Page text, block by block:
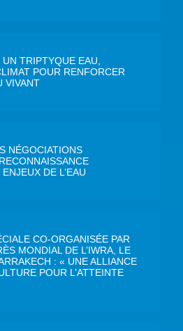
TRIPTYQUE EAU,
POUR RENFORCER
VIVANT
NÉGOCIATIONS
DE L’EAU
CO-ORGANISÉE PAR
MONDIAL DE L’IWRA, LE
: « UNE ALLIANCE
POUR L’ATTEINTE